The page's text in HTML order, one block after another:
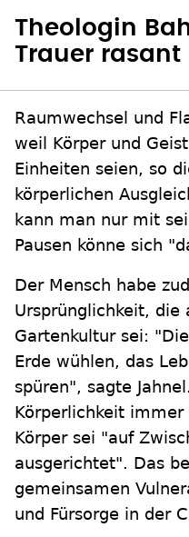
Theologin
Trauer
Raumwechsel und
weil Körper und
Einheiten seien, so
körperlichen
kann man nur mit
Pausen könne sich
Der Mensch habe
Ursprünglichkeit, die
Gartenkultur sei:
Erde wühlen, das
spüren", sagte
Körperlichkeit immer
Körper sei "auf
ausgerichtet". Das
gemeinsamen
und Fürsorge in der